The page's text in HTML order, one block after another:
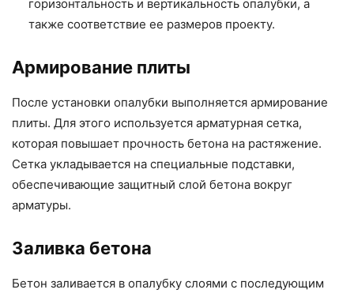
горизонтальность и вертикальность опалубки, а
также соответствие ее размеров проекту.
Армирование плиты
После установки опалубки выполняется армирование
плиты. Для этого используется арматурная сетка,
которая повышает прочность бетона на растяжение.
Сетка укладывается на специальные подставки,
обеспечивающие защитный слой бетона вокруг
арматуры.
Заливка бетона
Бетон заливается в опалубку слоями с последующим